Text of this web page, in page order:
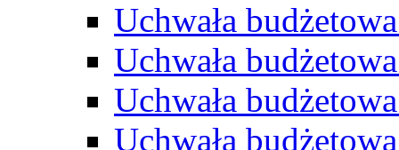
Uchwała
Uchwała
Uchwała
Uchwała